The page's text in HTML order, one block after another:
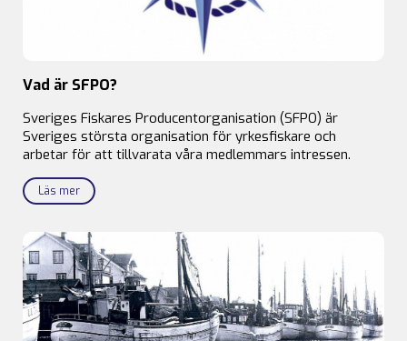
Vad är SFPO?
Sveriges Fiskares Producentorganisation (SFPO) är
Sveriges största organisation för yrkesfiskare och
arbetar för att tillvarata våra medlemmars intressen.
Läs mer